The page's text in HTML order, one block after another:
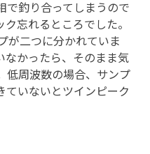
で釣り合ってしまうので
忘れるところでした。
が二つに分かれていま
なかったら、そのまま気
低周波数の場合、サンプ
ていないとツインピーク